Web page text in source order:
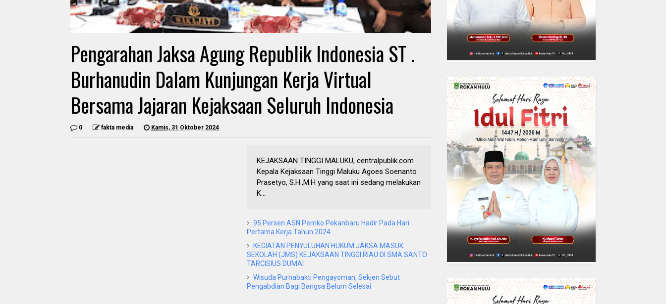
Pengarahan Jaksa Agung Republik Indonesia ST .
Burhanudin Dalam Kunjungan Kerja Virtual
Bersama Jajaran Kejaksaan Seluruh Indonesia
0 fakta media Kamis, 31 Oktober 2024
KEJAKSAAN TINGGI MALUKU, centralpublik.com
Kepala Kejaksaan Tinggi Maluku Agoes Soenanto
Prasetyo, S.H.,M.H yang saat ini sedang melakukan
K...
95 Persen ASN Pemko Pekanbaru Hadir Pada Hari
Pertama Kerja Tahun 2024
KEGIATAN PENYULUHAN HUKUM JAKSA MASUK
SEKOLAH (JMS) KEJAKSAAN TINGGI RIAU DI SMA SANTO
TARCISIUS DUMAI
Wisuda Purnabakti Pengayoman, Sekjen Sebut
Pengabdian Bagi Bangsa Belum Selesai